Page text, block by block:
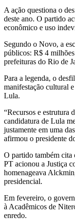
A ação questiona o
deste ano. O partido
econômico e uso
Segundo o Novo, a
públicos: R$ 4
prefeituras do Rio de
Para a legenda, o
manifestação cultural
Lula.
“Recursos e estrutura
candidatura de Lula
justamente em uma
afirmou o presidente
O partido também cita
PT acionou a Justiça
homenageava
presidencial.
Em fevereiro, o
à Acadêmicos de
enredo.